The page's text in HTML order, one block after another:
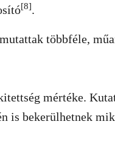
[8].
többféle,
mértéke.
is bekerülhetnek